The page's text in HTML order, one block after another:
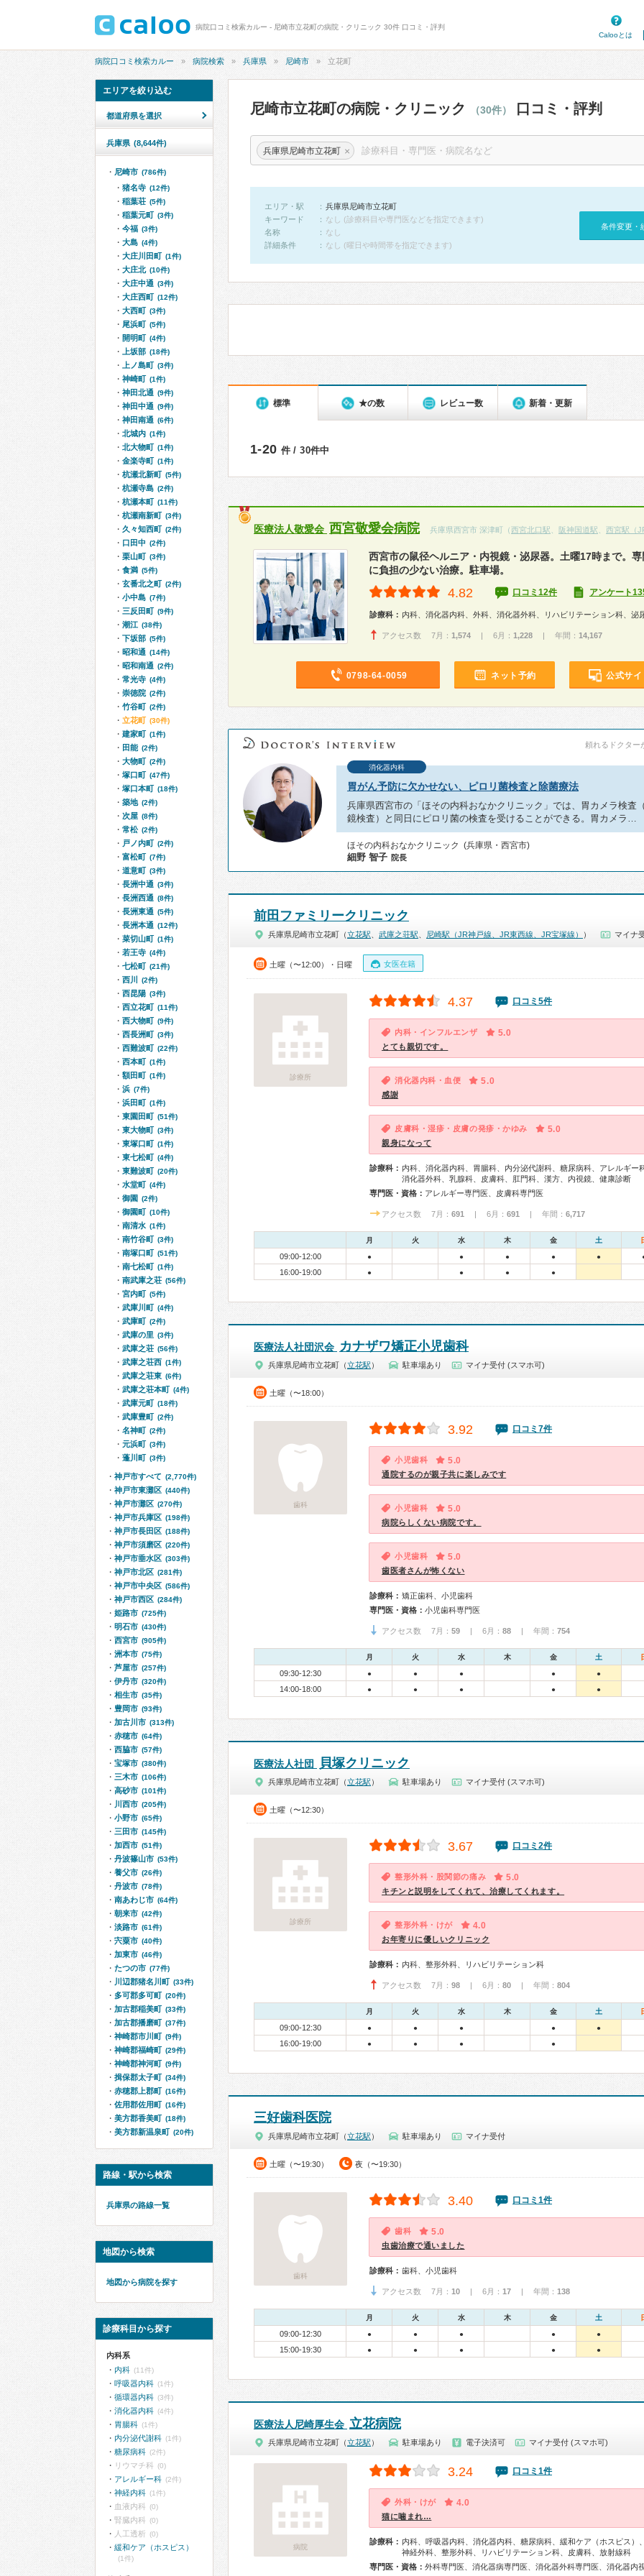
病院口コミ検索カルー - 尼崎市立花町の病院・クリニック 30件 口コミ・評判
Calooとは
病院口コミ検索カルー 病院検索 兵庫県 尼崎市 立花町
尼崎市立花町の病院・クリニック （30件） 口コミ・評判
兵庫県尼崎市立花町 ×
エリア・駅
兵庫県尼崎市立花町
キーワード
なし (診療科目や専門医などを指定できます)
名称
なし
詳細条件
なし (曜日や時間帯を指定できます)
条件変更・
標準 ★の数 レビュー数 新着・更新
1-20 件 / 30件中
医療法人敬愛会 西宮敬愛会病院 兵庫県西宮市 深津町（西宮北口駅 阪神国道駅 西宮駅（
西宮市の鼠径ヘルニア・内視鏡・泌尿器。土曜17時まで。
に負担の少ない治療。駐車場。
4.82 口コミ12件 アンケート
診療科： 内科、消化器内科、外科、消化器外科、リハビリテーション科、泌
アクセス数 7月： 1,574 | 6月： 1,228 | 年間： 14,167
0798-64-0059 ネット予約 公式サイ
頼れるドクター
消化器内科
胃がん予防に欠かせない、ピロリ菌検査と除菌療法
兵庫県西宮市の「ほその内科おなかクリニック」では、胃カメラ検査
鏡検査）と同日にピロリ菌の検査を受けることができる。胃カメラ…
ほその内科おなかクリニック (兵庫県・西宮市)
細野 智子 院長
前田ファミリークリニック
兵庫県尼崎市立花町（立花駅 武庫之荘駅 尼崎駅（JR神戸線、JR東西線、JR宝塚線） ） マイナ
土曜（〜12:00）・日曜 女医在籍
診療所
4.37 口コミ5件
内科・インフルエンザ 5.0
とても親切です。
消化器内科・血便 5.0
感謝
皮膚科・湿疹・皮膚の発疹・かゆみ 5.0
親身になって
診療科： 内科、消化器内科、胃腸科、内分泌代謝科、糖尿病科、アレルギー
消化器外科、乳腺科、皮膚科、肛門科、漢方、内視鏡、健康診断
専門医・資格： アレルギー専門医、皮膚科専門医
アクセス数 7月： 691 | 6月： 691 | 年間： 6,717
月 火 水 木 金 土
09:00-12:00 ● ● ● ● ●
16:00-19:00 ● ● ● ●
医療法人社団沢会 カナザワ矯正小児歯科
兵庫県尼崎市立花町（立花駅 ） 駐車場あり マイナ受付 (スマホ可)
土曜（〜18:00）
歯科
3.92 口コミ7件
小児歯科 5.0
通院するのが親子共に楽しみです
小児歯科 5.0
病院らしくない病院です。
小児歯科 5.0
歯医者さんが怖くない
診療科： 矯正歯科、小児歯科
専門医・資格： 小児歯科専門医
アクセス数 7月： 59 | 6月： 88 | 年間： 754
月 火 水 木 金 土
09:30-12:30 ● ● ● ● ●
14:00-18:00 ● ● ● ● ●
医療法人社団 貝塚クリニック
兵庫県尼崎市立花町（立花駅 ） 駐車場あり マイナ受付 (スマホ可)
土曜（〜12:30）
診療所
3.67 口コミ2件
整形外科・股関節の痛み 5.0
キチンと説明をしてくれて、治療してくれます。
整形外科・けが 4.0
お年寄りに優しいクリニック
診療科： 内科、整形外科、リハビリテーション科
アクセス数 7月： 98 | 6月： 80 | 年間： 804
月 火 水 木 金 土
09:00-12:30 ● ● ● ● ●
16:00-19:00 ● ● ● ●
三好歯科医院
兵庫県尼崎市立花町（立花駅 ） 駐車場あり マイナ受付
土曜（〜19:30） 夜（〜19:30）
歯科
3.40 口コミ1件
歯科 5.0
虫歯治療で通いました
診療科： 歯科、小児歯科
アクセス数 7月： 10 | 6月： 17 | 年間： 138
月 火 水 木 金 土
09:00-12:30 ● ● ● ● ●
15:00-19:30 ● ● ● ● ●
医療法人尼崎厚生会 立花病院
兵庫県尼崎市立花町（立花駅 ） 駐車場あり 電子決済可 マイナ受付 (スマホ可)
病院
3.24 口コミ1件
外科・けが 4.0
猫に噛まれ…
診療科： 内科、呼吸器内科、消化器内科、糖尿病科、緩和ケア（ホスピス）
神経外科、整形外科、リハビリテーション科、皮膚科、放射線科
専門医・資格：
エリアを絞り込む
都道府県を選択
兵庫県 (8,644件)
尼崎市 (786件)
猪名寺 (12件)
稲葉荘 (5件)
稲葉元町 (3件)
今福 (3件)
大島 (4件)
大庄川田町 (1件)
大庄北 (10件)
大庄中通 (3件)
大庄西町 (12件)
大西町 (3件)
尾浜町 (5件)
開明町 (4件)
上坂部 (18件)
上ノ島町 (3件)
神崎町 (1件)
神田北通 (9件)
神田中通 (9件)
神田南通 (6件)
北城内 (1件)
北大物町 (1件)
金楽寺町 (1件)
杭瀬北新町 (5件)
杭瀬寺島 (2件)
杭瀬本町 (11件)
杭瀬南新町 (3件)
久々知西町 (2件)
口田中 (2件)
栗山町 (3件)
食満 (5件)
玄番北之町 (2件)
小中島 (7件)
三反田町 (9件)
潮江 (38件)
下坂部 (5件)
昭和通 (14件)
昭和南通 (2件)
常光寺 (4件)
崇徳院 (2件)
竹谷町 (2件)
立花町 (30件)
建家町 (1件)
田能 (2件)
大物町 (2件)
塚口町 (47件)
塚口本町 (18件)
築地 (2件)
次屋 (8件)
常松 (2件)
戸ノ内町 (2件)
富松町 (7件)
道意町 (3件)
長洲中通 (3件)
長洲西通 (8件)
長洲東通 (5件)
長洲本通 (12件)
菜切山町 (1件)
若王寺 (4件)
七松町 (21件)
西川 (2件)
西昆陽 (3件)
西立花町 (11件)
西大物町 (9件)
西長洲町 (3件)
西難波町 (22件)
西本町 (1件)
額田町 (1件)
浜 (7件)
浜田町 (1件)
東園田町 (51件)
東大物町 (3件)
東塚口町 (1件)
東七松町 (4件)
東難波町 (20件)
水堂町 (4件)
御園 (2件)
御園町 (10件)
南清水 (1件)
南竹谷町 (3件)
南塚口町 (51件)
南七松町 (1件)
南武庫之荘 (56件)
宮内町 (5件)
武庫川町 (4件)
武庫町 (2件)
武庫の里 (3件)
武庫之荘 (56件)
武庫之荘西 (1件)
武庫之荘東 (6件)
武庫之荘本町 (4件)
武庫元町 (18件)
武庫豊町 (2件)
名神町 (2件)
元浜町 (3件)
蓬川町 (3件)
神戸市すべて (2,770件)
神戸市東灘区 (440件)
神戸市灘区 (270件)
神戸市兵庫区 (198件)
神戸市長田区 (188件)
神戸市須磨区 (220件)
神戸市垂水区 (303件)
神戸市北区 (281件)
神戸市中央区 (586件)
神戸市西区 (284件)
姫路市 (725件)
明石市 (430件)
西宮市 (905件)
洲本市 (75件)
芦屋市 (257件)
伊丹市 (320件)
相生市 (35件)
豊岡市 (93件)
加古川市 (313件)
赤穂市 (64件)
西脇市 (57件)
宝塚市 (380件)
三木市 (106件)
高砂市 (101件)
川西市 (205件)
小野市 (65件)
三田市 (145件)
加西市 (51件)
丹波篠山市 (53件)
養父市 (26件)
丹波市 (78件)
南あわじ市 (64件)
朝来市 (42件)
淡路市 (61件)
宍粟市 (40件)
加東市 (46件)
たつの市 (77件)
川辺郡猪名川町 (33件)
多可郡多可町 (20件)
加古郡稲美町 (33件)
加古郡播磨町 (37件)
神崎郡市川町 (9件)
神崎郡福崎町 (29件)
神崎郡神河町 (9件)
揖保郡太子町 (34件)
赤穂郡上郡町 (16件)
佐用郡佐用町 (16件)
美方郡香美町 (18件)
美方郡新温泉町 (20件)
路線・駅から検索
兵庫県の路線一覧
地図から検索
地図から病院を探す
診療科目から探す
内科系
内科 (11件)
呼吸器内科 (1件)
循環器内科 (3件)
消化器内科 (4件)
胃腸科 (1件)
内分泌代謝科 (1件)
糖尿病科 (2件)
リウマチ科 (0)
アレルギー科 (2件)
神経内科 (1件)
血液内科 (0)
腎臓内科 (0)
人工透析 (0)
緩和ケア（ホスピス）
(1件)